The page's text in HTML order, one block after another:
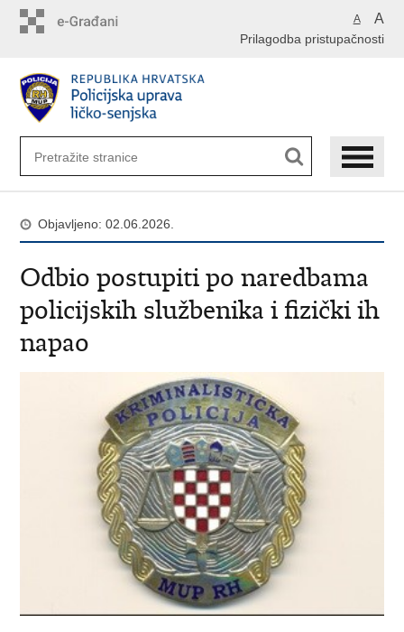
A A
Prilagodba pristupačnosti
Objavljeno: 02.06.2026.
Odbio postupiti po naredbama
policijskih službenika i fizički ih
napao